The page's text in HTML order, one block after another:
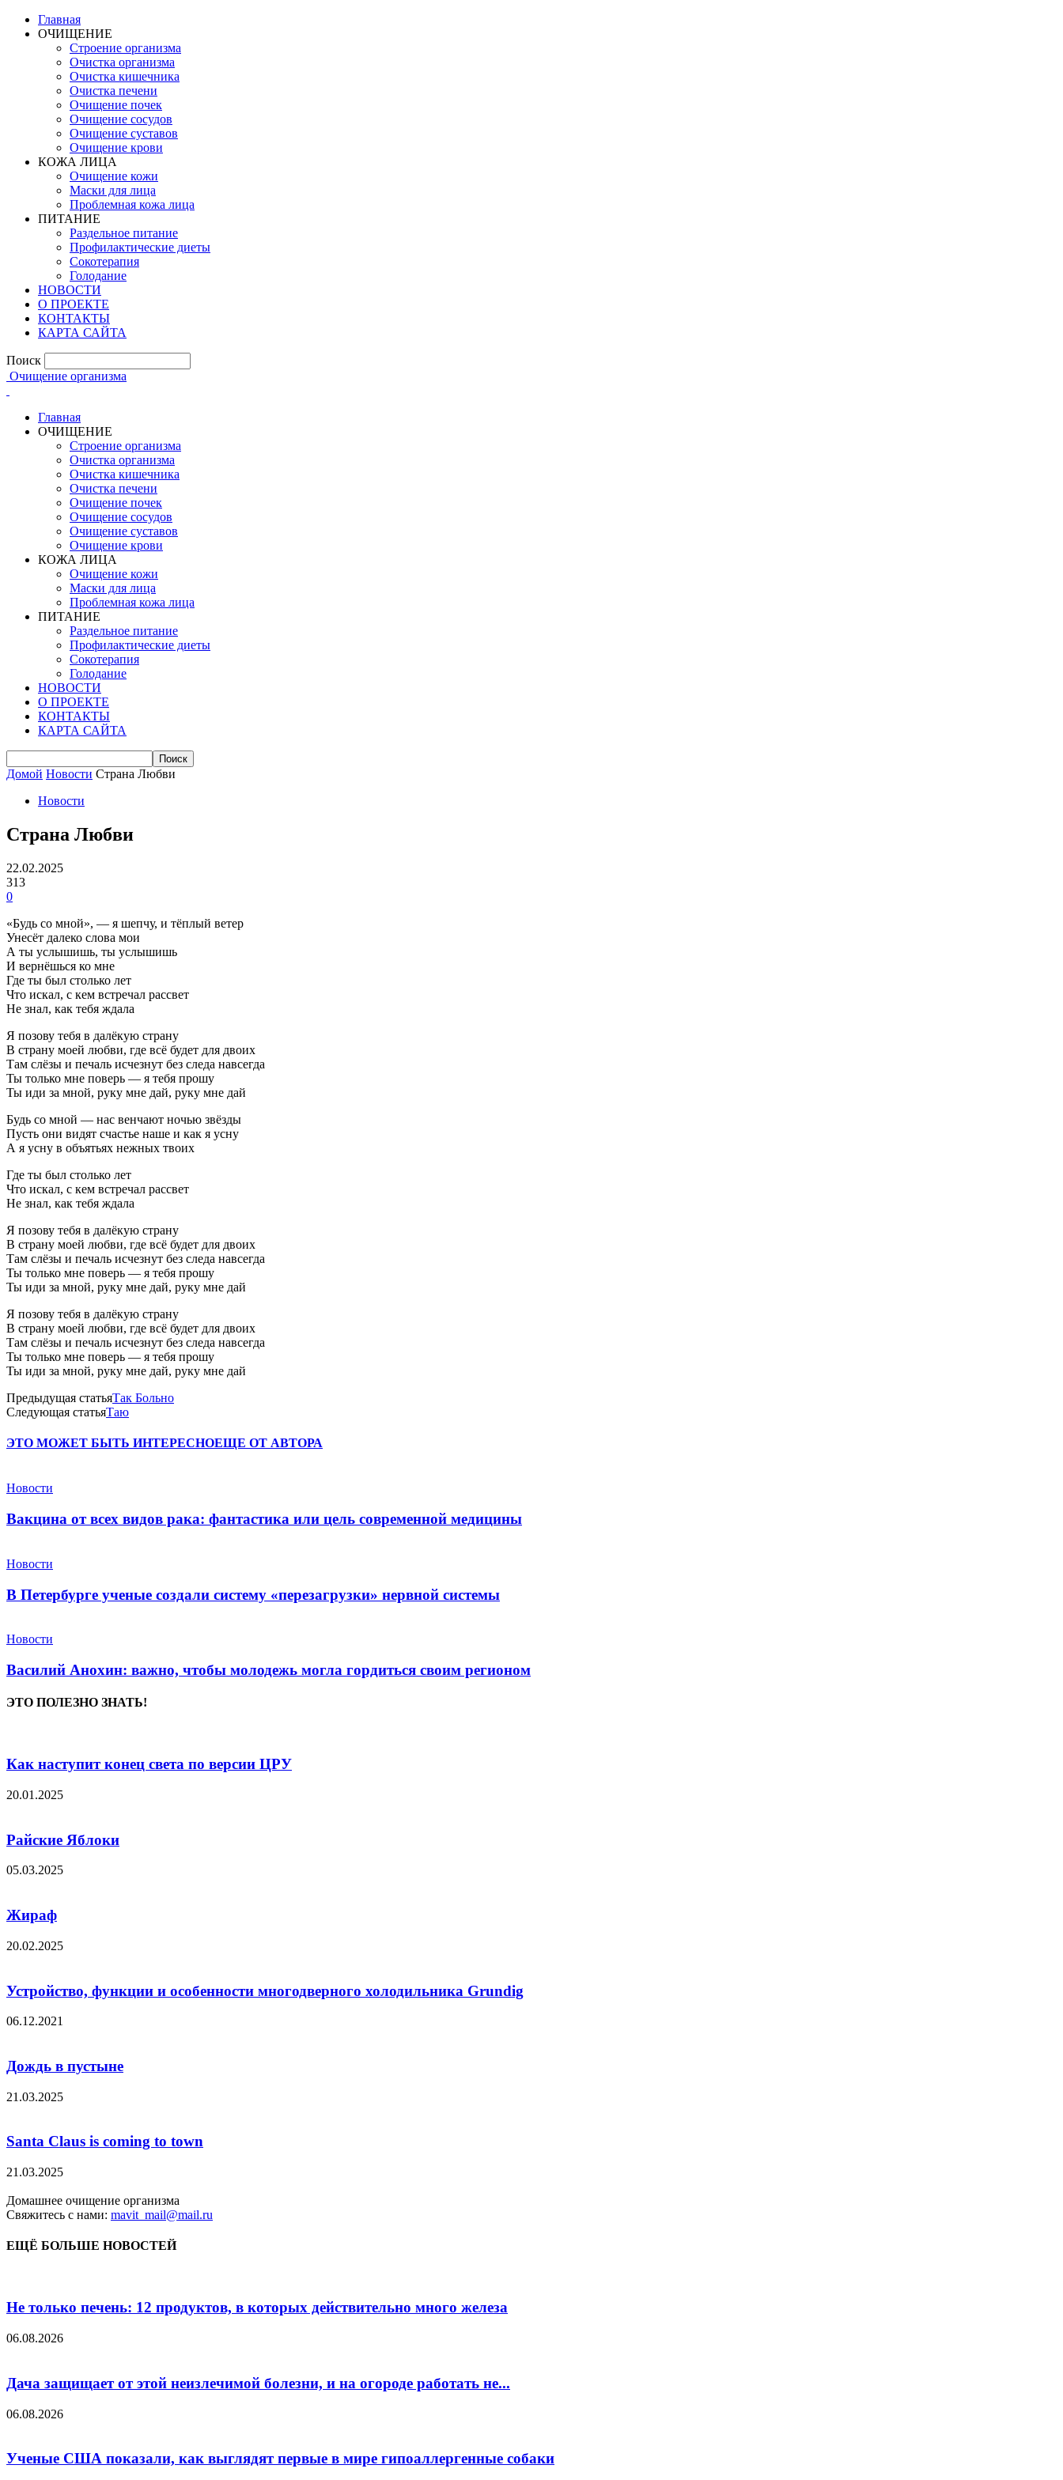
Главная
ОЧИЩЕНИЕ
Строение организма
Очистка организма
Очистка кишечника
Очистка печени
Очищение почек
Очищение сосудов
Очищение суставов
Очищение крови
КОЖА ЛИЦА
Очищение кожи
Маски для лица
Проблемная кожа лица
ПИТАНИЕ
Раздельное питание
Профилактические диеты
Сокотерапия
Голодание
НОВОСТИ
О ПРОЕКТЕ
КОНТАКТЫ
КАРТА САЙТА
Поиск
Очищение организма
Главная
ОЧИЩЕНИЕ
Строение организма
Очистка организма
Очистка кишечника
Очистка печени
Очищение почек
Очищение сосудов
Очищение суставов
Очищение крови
КОЖА ЛИЦА
Очищение кожи
Маски для лица
Проблемная кожа лица
ПИТАНИЕ
Раздельное питание
Профилактические диеты
Сокотерапия
Голодание
НОВОСТИ
О ПРОЕКТЕ
КОНТАКТЫ
КАРТА САЙТА
Домой Новости Страна Любви
Новости
Страна Любви
22.02.2025
313
0
«Будь со мной», — я шепчу, и тёплый ветер
Унесёт далеко слова мои
А ты услышишь, ты услышишь
И вернёшься ко мне
Где ты был столько лет
Что искал, с кем встречал рассвет
Не знал, как тебя ждала
Я позову тебя в далёкую страну
В страну моей любви, где всё будет для двоих
Там слёзы и печаль исчезнут без следа навсегда
Ты только мне поверь — я тебя прошу
Ты иди за мной, руку мне дай, руку мне дай
Будь со мной — нас венчают ночью звёзды
Пусть они видят счастье наше и как я усну
А я усну в объятьях нежных твоих
Где ты был столько лет
Что искал, с кем встречал рассвет
Не знал, как тебя ждала
Я позову тебя в далёкую страну
В страну моей любви, где всё будет для двоих
Там слёзы и печаль исчезнут без следа навсегда
Ты только мне поверь — я тебя прошу
Ты иди за мной, руку мне дай, руку мне дай
Я позову тебя в далёкую страну
В страну моей любви, где всё будет для двоих
Там слёзы и печаль исчезнут без следа навсегда
Ты только мне поверь — я тебя прошу
Ты иди за мной, руку мне дай, руку мне дай
Предыдущая статьяТак Больно
Следующая статьяТаю
ЭТО МОЖЕТ БЫТЬ ИНТЕРЕСНОЕЩЕ ОТ АВТОРА
Новости
Вакцина от всех видов рака: фантастика или цель современной медицины
Новости
В Петербурге ученые создали систему «перезагрузки» нервной системы
Новости
Василий Анохин: важно, чтобы молодежь могла гордиться своим регионом
ЭТО ПОЛЕЗНО ЗНАТЬ!
Как наступит конец света по версии ЦРУ
20.01.2025
Райские Яблоки
05.03.2025
Жираф
20.02.2025
Устройство, функции и особенности многодверного холодильника Grundig
06.12.2021
Дождь в пустыне
21.03.2025
Santa Claus is coming to town
21.03.2025
Домашнее очищение организма
Свяжитесь с нами: mavit_mail@mail.ru
ЕЩЁ БОЛЬШЕ НОВОСТЕЙ
Не только печень: 12 продуктов, в которых действительно много железа
06.08.2026
Дача защищает от этой неизлечимой болезни, и на огороде работать не...
06.08.2026
Ученые США показали, как выглядят первые в мире гипоаллергенные собаки